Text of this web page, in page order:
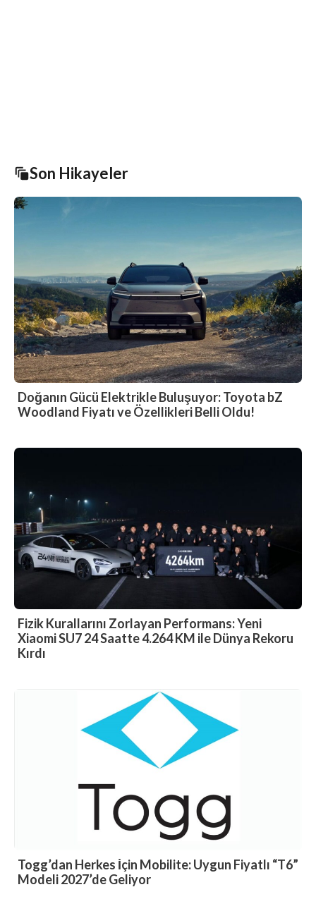
Son Hikayeler
Doğanın Gücü Elektrikle Buluşuyor: Toyota bZ
Woodland Fiyatı ve Özellikleri Belli Oldu!
Fizik Kurallarını Zorlayan Performans: Yeni
Xiaomi SU7 24 Saatte 4.264 KM ile Dünya Rekoru
Kırdı
Togg’dan Herkes İçin Mobilite: Uygun Fiyatlı “T6”
Modeli 2027’de Geliyor